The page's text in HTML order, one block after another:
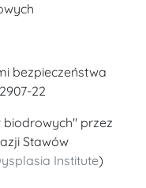
bezpieczeństwa
22
przez
Stawów
Institute)